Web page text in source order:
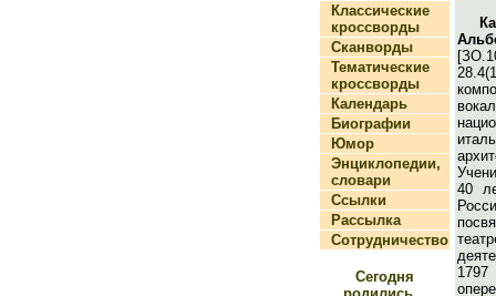
Классические
кроссворды
Сканворды
Тематические
кроссворды
Календарь
Биографии
Юмор
Энциклопедии,
словари
Ссылки
Рассылка
Сотрудничество
Сегодня
40
1797